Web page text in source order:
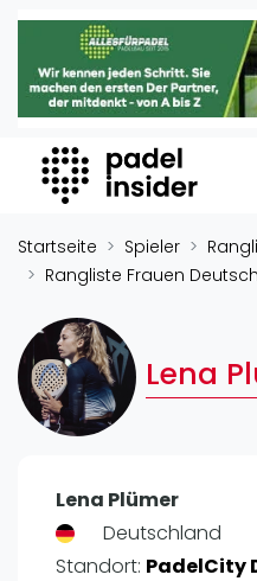
Padel Insider
Home
Organisationen
Buchungssysteme
Padel-Shops
Padel-Marken
Verschiedenes
Veranstaltungen
Turniere
Playtomic
Ranking
Startseite Spieler
Rangliste Frauen
Lena
Lena Plümer
Deutschland
Standort: PadelCity